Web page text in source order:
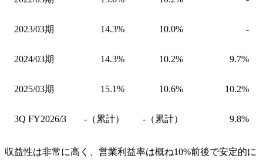
2023/03期 14.3% 10.0% -
2024/03期 14.3% 10.2% 9.7%
2025/03期 15.1% 10.6% 10.2%
3Q FY2026/3 -（累計） -（累計） 9.8%
収益性は非常に高く、営業利益率は概ね10%前後で安定的に